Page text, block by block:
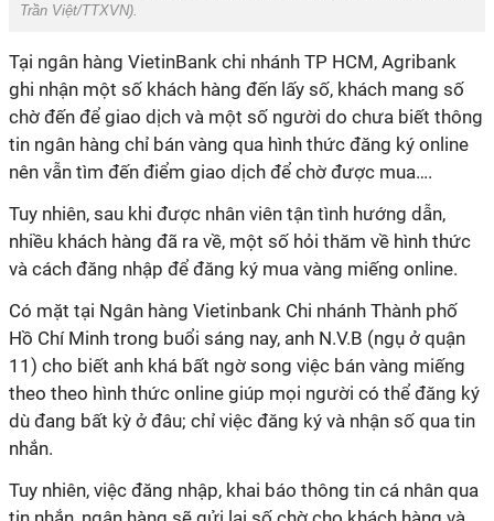
Trần Việt/TTXVN).
Tại ngân hàng VietinBank chi nhánh TP HCM, Agribank
ghi nhận một số khách hàng đến lấy số, khách mang số
chờ đến để giao dịch và một số người do chưa biết thông
tin ngân hàng chỉ bán vàng qua hình thức đăng ký online
nên vẫn tìm đến điểm giao dịch để chờ được mua….
Tuy nhiên, sau khi được nhân viên tận tình hướng dẫn,
nhiều khách hàng đã ra về, một số hỏi thăm về hình thức
và cách đăng nhập để đăng ký mua vàng miếng online.
Có mặt tại Ngân hàng Vietinbank Chi nhánh Thành phố
Hồ Chí Minh trong buổi sáng nay, anh N.V.B (ngụ ở quận
11) cho biết anh khá bất ngờ song việc bán vàng miếng
theo theo hình thức online giúp mọi người có thể đăng ký
dù đang bất kỳ ở đâu; chỉ việc đăng ký và nhận số qua tin
nhắn.
Tuy nhiên, việc đăng nhập, khai báo thông tin cá nhân qua